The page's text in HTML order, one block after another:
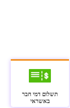
תשלום דמי חבר
באשראי